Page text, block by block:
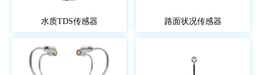
水质TDS传感器 路面状况传感器